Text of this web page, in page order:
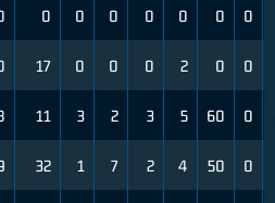
0 0 0 0 0 0 0
17 0 0 0 2 0 0
11 3 2 3 5 60 0
32 1 7 2 4 50 0